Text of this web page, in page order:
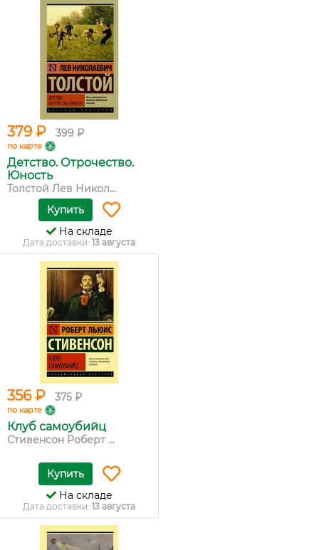
379 ₽ 399 ₽
по карте
Детство. Отрочество.
Юность
Толстой Лев Никол...
Купить
На складе
Дата доставки: 13 августа
356 ₽ 375 ₽
по карте
Клуб самоубийц
Стивенсон Роберт ...
Купить
На складе
Дата доставки: 13 августа